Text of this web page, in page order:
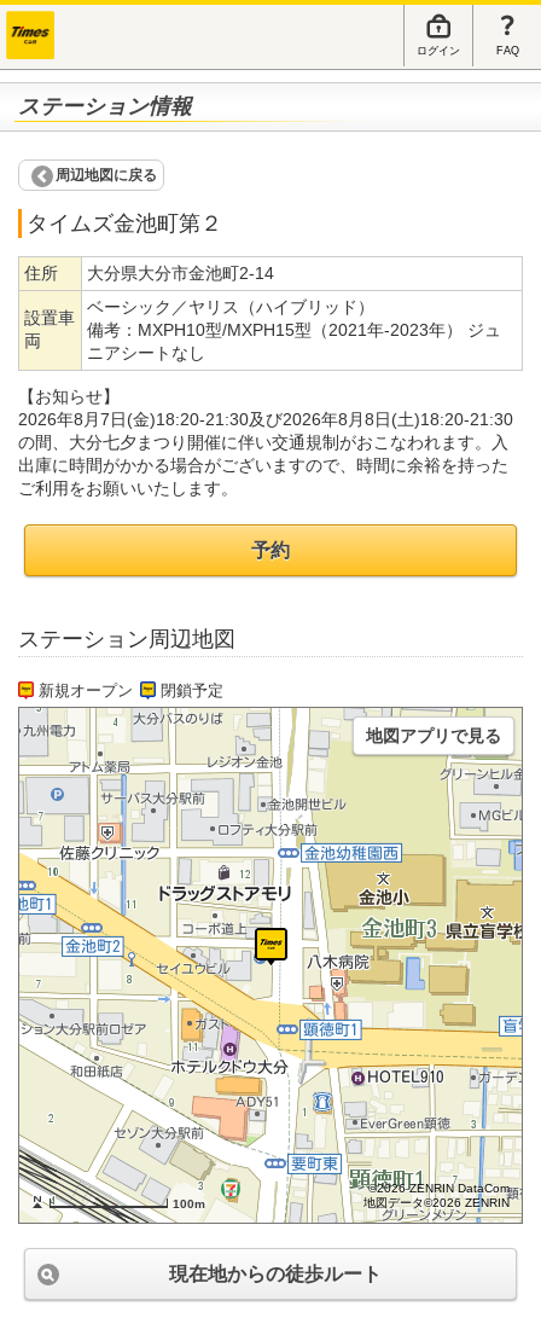
ログイン FAQ
ステーション情報
周辺地図に戻る
タイムズ金池町第２
住所 大分県大分市金池町2-14
設置車
両
ベーシック／ヤリス（ハイブリッド）
備考： MXPH10型/MXPH15型（2021年-2023年） ジュ
ニアシートなし
【お知らせ】
2026年8月7日(金)18:20-21:30及び2026年8月8日(土)18:20-21:30
の間、大分七夕まつり開催に伴い交通規制がおこなわれます。入
出庫に時間がかかる場合がございますので、時間に余裕を持った
ご利用をお願いいたします。
予約
ステーション周辺地図
新規オープン 閉鎖予定
100m
©2026 ZENRIN DataCom
地図データ©2026 ZENRIN
地図アプリで見る
現在地からの徒歩ルート